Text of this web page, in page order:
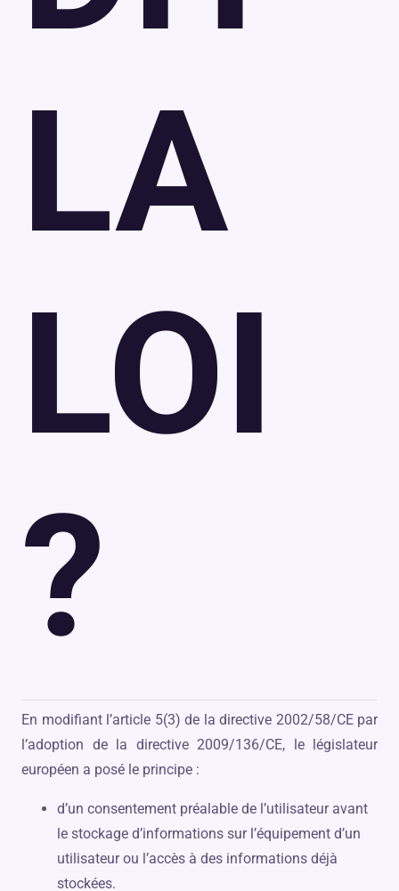
LA
LOI
?
En modifiant l’article 5(3) de la directive 2002/58/CE par
l’adoption de la directive 2009/136/CE, le législateur
européen a posé le principe :
d’un consentement préalable de l’utilisateur avant
le stockage d’informations sur l’équipement d’un
utilisateur ou l’accès à des informations déjà
stockées.